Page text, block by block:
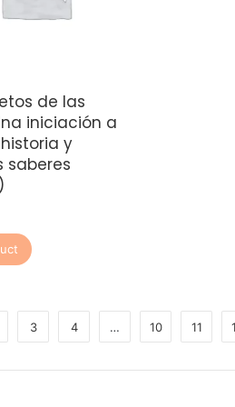
de las
iniciación a
y
saberes
3 4 … 10 11